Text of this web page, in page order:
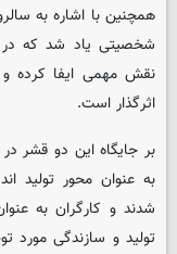
همچنین با اشاره به
شخصیتی یاد شد که در
نقش مهمی ایفا کرده
اثرگذار است.
بر جایگاه این دو قشر
به عنوان محور تولید
شدند و کارگران به
تولید و سازندگی مورد